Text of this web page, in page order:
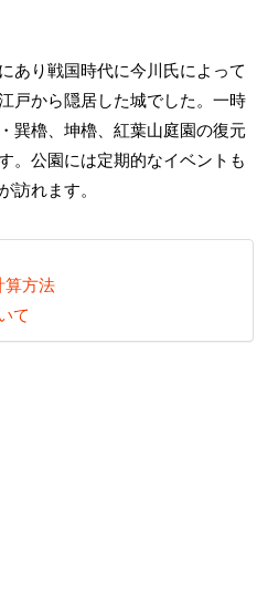
あり戦国時代に今川氏によって
戸から隠居した城でした。一時
巽櫓、坤櫓、紅葉山庭園の復元
。公園には定期的なイベントも
訪れます。
算方法
て